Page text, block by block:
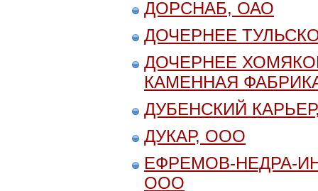
ДОРСНАБ, ОАО
ДОЧЕРНЕЕ
ДОЧЕРНЕЕ
КАМЕННАЯ
ДУБЕНСКИЙ
ДУКАР, ООО
ЕФРЕМОВ-НЕДРА-
ООО